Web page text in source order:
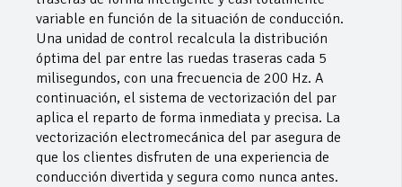
variable en función de la situación de conducción.
Una unidad de control recalcula la distribución
óptima del par entre las ruedas traseras cada 5
milisegundos, con una frecuencia de 200 Hz. A
continuación, el sistema de vectorización del par
aplica el reparto de forma inmediata y precisa. La
vectorización electromecánica del par asegura de
que los clientes disfruten de una experiencia de
conducción divertida y segura como nunca antes.